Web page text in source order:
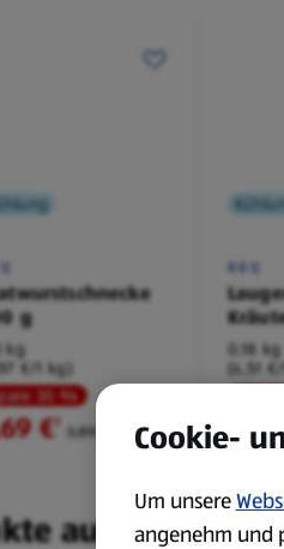
g
kg
€/1 kg)
30 %
€² 3,89 €
BBQ
0,18 kg
(4,51
aus unserem
Cookie-
Um unsere
angenehm und